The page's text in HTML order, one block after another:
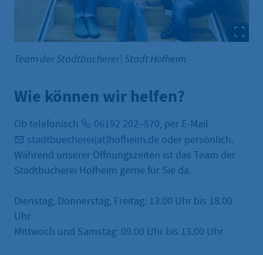
Team der Stadtbücherei Stadt Hofheim
Wie können wir helfen?
Ob telefonisch 06192 202–570, per E-Mail
stadtbuecherei(at)hofheim.de oder persönlich.
Während unserer Öffnungszeiten ist das Team der
Stadtbücherei Hofheim gerne für Sie da.
Dienstag, Donnerstag, Freitag: 13.00 Uhr bis 18.00
Uhr
Mittwoch und Samstag: 09.00 Uhr bis 13.00 Uhr